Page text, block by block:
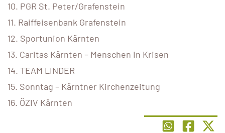
10. PGR St. Peter/Grafenstein
11. Raiffeisenbank Grafenstein
12. Sportunion Kärnten
13. Caritas Kärnten – Menschen in Krisen
14. TEAM LINDER
15. Sonntag – Kärntner Kirchenzeitung
16. ÖZIV Kärnten